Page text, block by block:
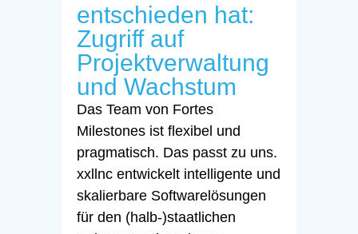
entschieden hat:
Zugriff auf
Projektverwaltung
und Wachstum
Das Team von Fortes
Milestones ist flexibel und
pragmatisch. Das passt zu uns.
xxllnc entwickelt intelligente und
skalierbare Softwarelösungen
für den (halb-)staatlichen